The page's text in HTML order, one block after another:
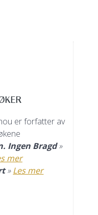
er forfatter av
Ingen Bragd»
mer
»Les mer